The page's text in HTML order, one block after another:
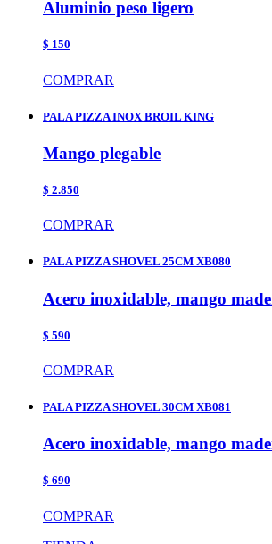
Aluminio peso ligero
$ 150
COMPRAR
PALA PIZZA INOX BROIL KING
Mango plegable
$ 2.850
COMPRAR
PALA PIZZA SHOVEL 25CM XB080
Acero inoxidable, mango
$ 590
COMPRAR
PALA PIZZA SHOVEL 30CM XB081
Acero inoxidable, mango
$ 690
COMPRAR